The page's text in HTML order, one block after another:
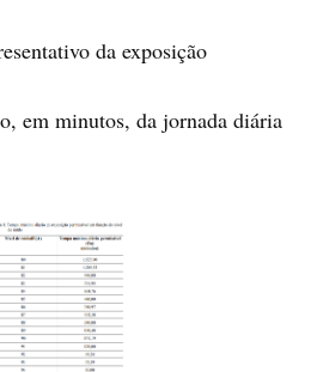
da exposição
em minutos, da jornada diária